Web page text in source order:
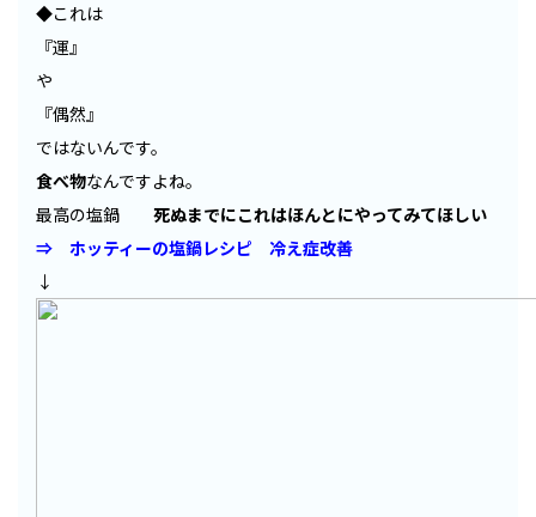
◆これは
『運』
や
『偶然』
ではないんです。
食べ物なんですよね。
最高の塩鍋 死ぬまでにこれはほんとにやってみてほしい
⇒ ホッティーの塩鍋レシピ 冷え症改善
↓